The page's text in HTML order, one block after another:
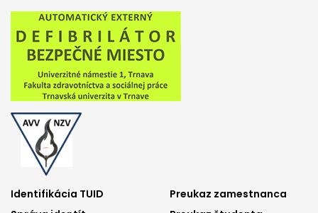
Footer
Identifikácia TUID
Footer
Preukaz zamestnanca